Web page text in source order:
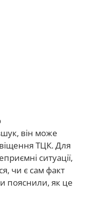
він може
ТЦК. Для
ситуації,
чи є сам факт
пояснили, як це